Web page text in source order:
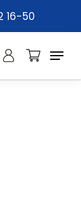
16-50